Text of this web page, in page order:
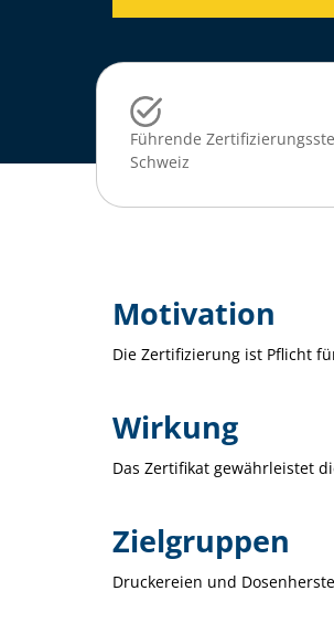
Führende
Schweiz
Motivation
Die Zertifizierung ist Pflicht
Wirkung
Das Zertifikat gewährleistet
Zielgruppen
Druckereien und